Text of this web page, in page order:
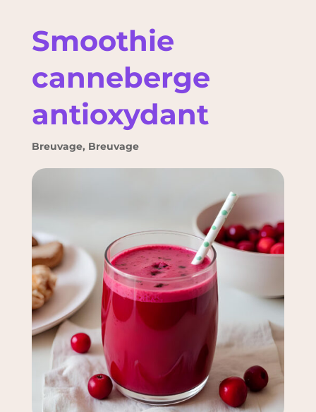
Smoothie
canneberge
antioxydant
Breuvage, Breuvage